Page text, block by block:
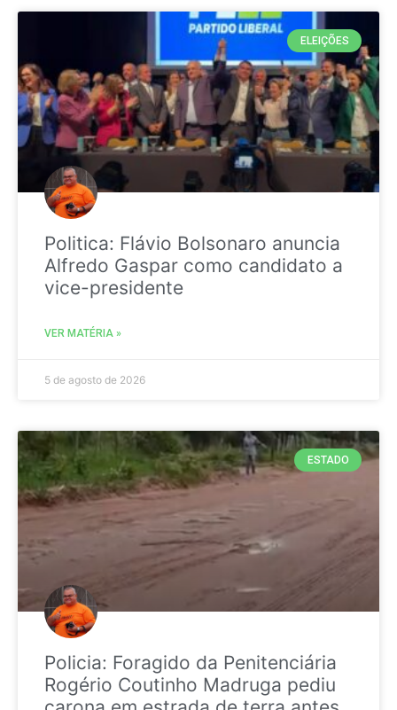
ELEIÇÕES
Politica: Flávio Bolsonaro anuncia
Alfredo Gaspar como candidato a
vice-presidente
VER MATÉRIA »
5 de agosto de 2026
ESTADO
Policia: Foragido da Penitenciária
Rogério Coutinho Madruga pediu